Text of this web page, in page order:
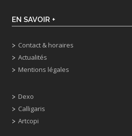
EN SAVOIR +
Contact & horaires
Actualités
Mentions légales
Dexo
Calligaris
Artcopi